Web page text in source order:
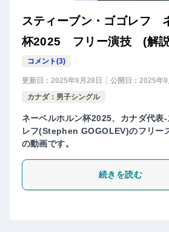
スティーブン・ゴゴレフ
杯2025 フリー演技 (解
コメント(3)
更新日： 2025年9月28日 公開日： 2025年9
カナダ：男子シングル
ネーベルホルン杯2025、カナダ代表
レフ(Stephen GOGOLEV)のフリー
の動画です。
続きを読む